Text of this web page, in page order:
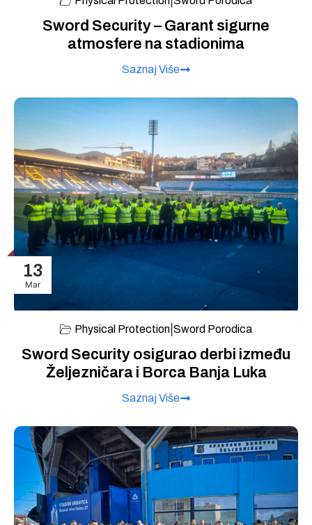
Sword Security – Garant sigurne
atmosfere na stadionima
Saznaj Više
13
Mar
Physical Protection Sword Porodica
Sword Security osigurao derbi između
Željezničara i Borca Banja Luka
Saznaj Više